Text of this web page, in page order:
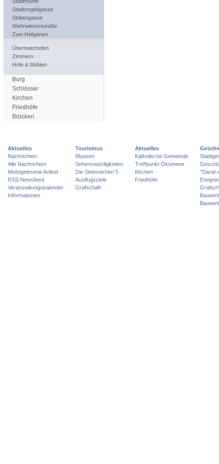
Stadtvogteigasse
Stöbergasse
Wehrwiesenstraße
Zum Hofgarten
Übermatzhofen
Zimmern
Höfe & Mühlen
Burg
Schlösser
Kirchen
Friedhöfe
Brücken
Aktuelles
Nachrichten
Alle Nachrichten
Meistgelesene Artikel
RSS Newsfeed
Veranstaltungskalender
Informationen
Tourismus
Museen
Sehenswürdigkeiten
Die Steinreichen 5
Ausflugsziele
Grafschaft
Aktuelles
Katholische Gemeinde
Treffpunkt Ökumene
Kirchen
Friedhöfe
"Daran